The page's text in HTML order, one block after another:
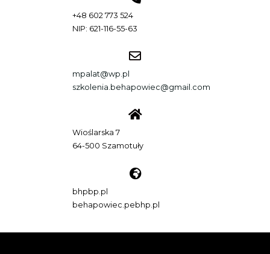
+48 602 773 524
NIP: 621-116-55-63
mpalat@wp.pl
szkolenia.behapowiec@gmail.com
Wioślarska 7
64-500 Szamotuły
bhpbp.pl
behapowiec.pebhp.pl